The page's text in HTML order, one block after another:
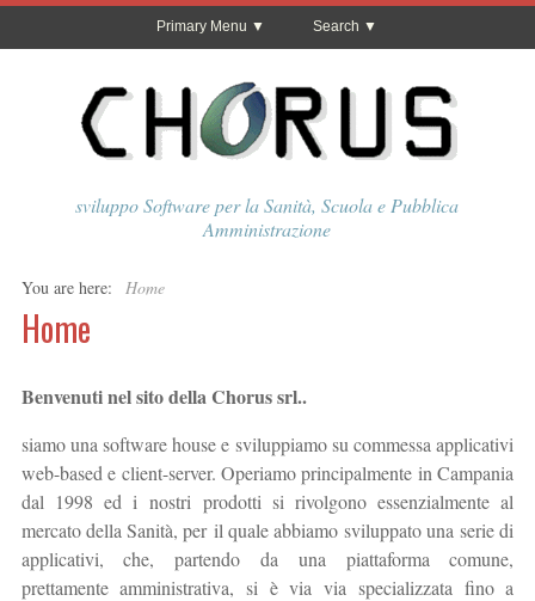
Primary Menu Search
sviluppo Software per la Sanità, Scuola e Pubblica
Amministrazione
You are here: Home
Home
Benvenuti nel sito della Chorus srl..
siamo una software house e sviluppiamo su commessa applicativi
web-based e client-server. Operiamo principalmente in Campania
dal 1998 ed i nostri prodotti si rivolgono essenzialmente al
mercato della Sanità, per il quale abbiamo sviluppato una serie di
applicativi, che, partendo da una piattaforma comune,
prettamente amministrativa, si è via via specializzata fino a